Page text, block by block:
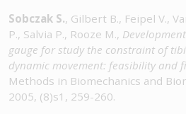
Sobczak S., Gilbert B., Feipel V.,
P., Salvia P., Rooze M.,
gauge for study the constraint of
dynamic movement: feasibility and
Methods in Biomechanics and
2005, (8)s1, 259-260.